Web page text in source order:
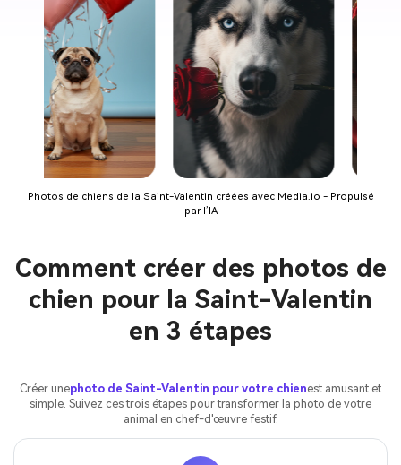
Photos de chiens de la Saint-Valentin créées avec Media.io - Propulsé
par l’IA
Comment créer des photos de
chien pour la Saint-Valentin
en 3 étapes
Créer unephoto de Saint-Valentin pour votre chienest amusant et
simple. Suivez ces trois étapes pour transformer la photo de votre
animal en chef-d'œuvre festif.